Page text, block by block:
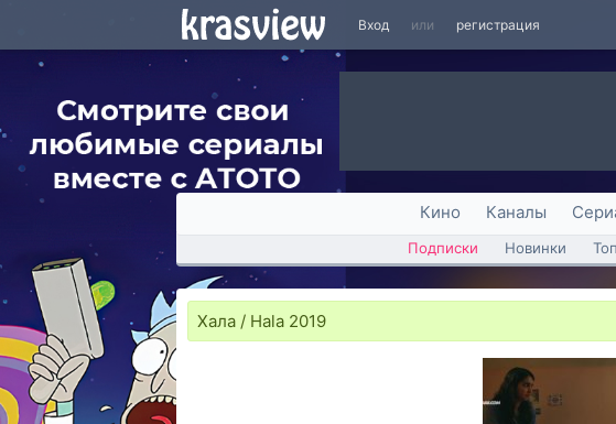
Вход или регистрация
Кино Каналы
Подписки Новинки
Хала / Hala 2019